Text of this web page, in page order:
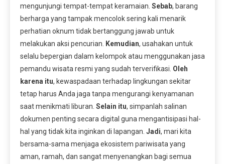
mengunjungi tempat-tempat keramaian. Sebab, barang
berharga yang tampak mencolok sering kali menarik
perhatian oknum tidak bertanggung jawab untuk
melakukan aksi pencurian.
Kemudian, usahakan untuk
selalu bepergian dalam kelompok atau menggunakan jasa
pemandu wisata resmi yang sudah terverifikasi. Oleh
karena itu, kewaspadaan terhadap lingkungan sekitar
tetap harus Anda jaga tanpa mengurangi kenyamanan
saat menikmati liburan. Selain itu, simpanlah salinan
dokumen penting secara digital guna mengantisipasi hal-
hal yang tidak kita inginkan di lapangan. Jadi, mari kita
bersama-sama menjaga ekosistem pariwisata yang
aman, ramah, dan sangat menyenangkan bagi semua